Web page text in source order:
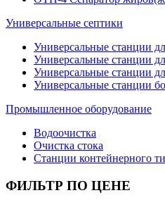
Универсальные септики
Универсальные станции
Универсальные станции
Универсальные станции
Универсальные станции
Промышленное оборудование
Водоочистка
Очистка стока
Станции контейнерного
ФИЛЬТР ПО ЦЕНЕ